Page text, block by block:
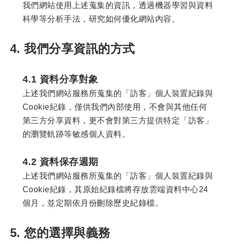
我們網站使用上述蒐集的資訊，透過機器學習與資料
科學等分析手法，研究如何優化網站內容。
4. 我們分享資訊的方式
4.1 資料分享對象
上述我們網站服務所蒐集的「訪客」個人裝置紀錄與
Cookie紀錄，僅供我們內部使用，不會與其他任何
第三方分享資料，更不會對第三方提供特定「訪客」
的瀏覽軌跡等敏感個人資料。
4.2 資料保存週期
上述我們網站服務所蒐集的「訪客」個人裝置紀錄與
Cookie紀錄，其原始紀錄檔將存放雲端資料中心24
個月，並定期依月份刪除歷史紀錄檔。
5. 您的選擇與義務